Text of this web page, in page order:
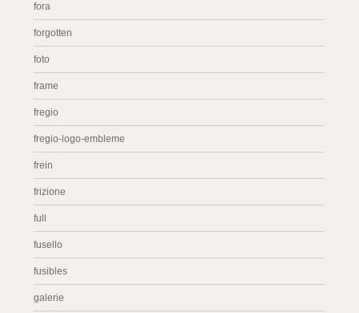
fora
forgotten
foto
frame
fregio
fregio-logo-embleme
frein
frizione
full
fusello
fusibles
galerie